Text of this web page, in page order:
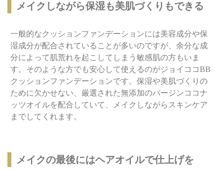
メイクしながら保湿も美肌づくりもできる
一般的なクッションファンデーションには美容成分や保
湿成分が配合されていることが多いのですが、余分な成
分によって肌荒れを起こしてしまう敏感肌の方もいま
す。そのような方でも安心して使えるのがジョイココBB
クッションファンデーションです。保湿や美肌づくりの
ために欠かせない、厳選された無添加のバージンココナ
ッツオイルを配合していて、メイクしながらスキンケア
までしてくれます。
メイクの最後にはヘアオイルで仕上げを